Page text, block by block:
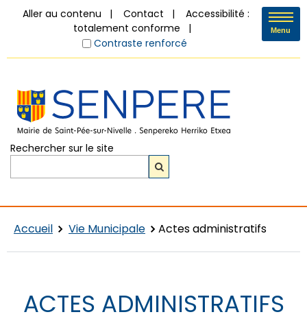
Aller au contenu Contact
Accessibilité :
totalement conforme
Contraste renforcé
Rechercher sur le site
Menu
Accueil Vie Municipale Actes administratifs
ACTES ADMINISTRATIFS